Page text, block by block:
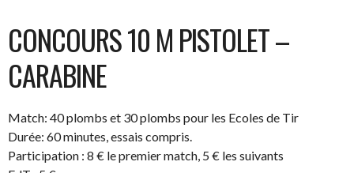
CONCOURS 10 M PISTOLET –
CARABINE
Match: 40 plombs et 30 plombs pour les Ecoles de Tir
Durée: 60 minutes, essais compris.
Participation : 8 € le premier match, 5 € les suivants